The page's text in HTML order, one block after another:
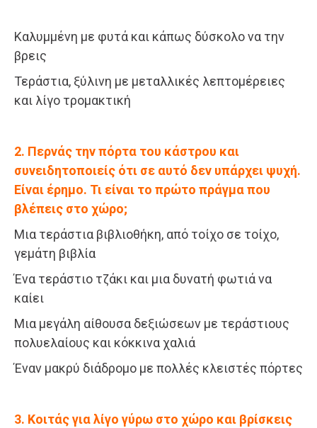
Καλυμμένη με φυτά και κάπως δύσκολο να την
βρεις
Τεράστια, ξύλινη με μεταλλικές λεπτομέρειες
και λίγο τρομακτική
2. Περνάς την πόρτα του κάστρου και
συνειδητοποιείς ότι σε αυτό δεν υπάρχει ψυχή.
Είναι έρημο. Τι είναι το πρώτο πράγμα που
βλέπεις στο χώρο;
Μια τεράστια βιβλιοθήκη, από τοίχο σε τοίχο,
γεμάτη βιβλία
Ένα τεράστιο τζάκι και μια δυνατή φωτιά να
καίει
Μια μεγάλη αίθουσα δεξιώσεων με τεράστιους
πολυελαίους και κόκκινα χαλιά
Έναν μακρύ διάδρομο με πολλές κλειστές πόρτες
3. Κοιτάς για λίγο γύρω στο χώρο και βρίσκεις